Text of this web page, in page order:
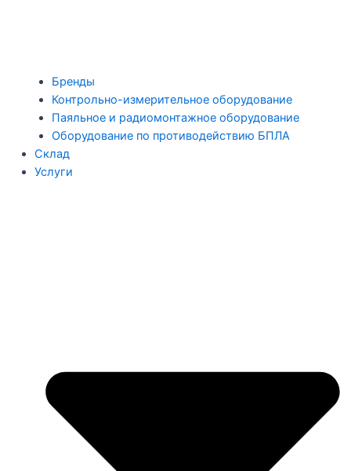
Бренды
Контрольно-измерительное оборудование
Паяльное и радиомонтажное оборудование
Оборудование по противодействию БПЛА
Склад
Услуги